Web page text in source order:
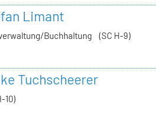
Limant
Buchhaltung (SC H-9)
Tuchscheerer
10)